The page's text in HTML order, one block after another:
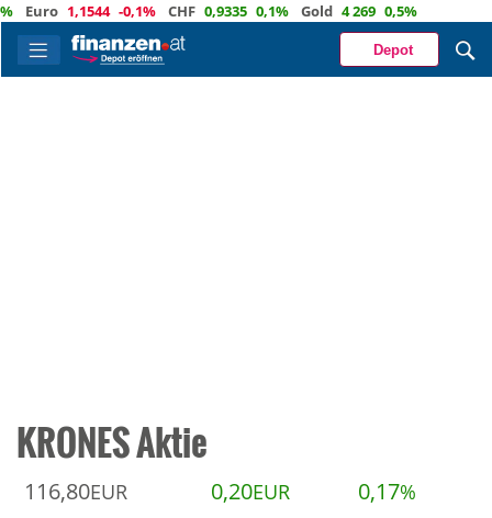
Euro 1,1544 -0,1% CHF 0,9335 0,1% Gold 4 269 0,5%
Depot
KRONES Aktie
116,80EUR 0,20EUR 0,17%